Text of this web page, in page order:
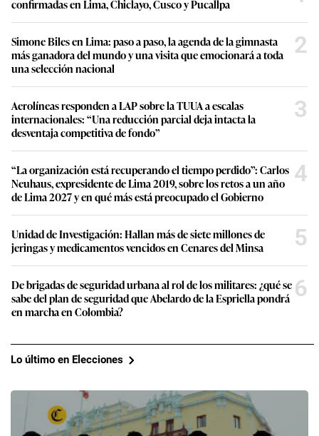
confirmadas en Lima, Chiclayo, Cusco y Pucallpa
Simone Biles en Lima: paso a paso, la agenda de la gimnasta
más ganadora del mundo y una visita que emocionará a toda
una selección nacional
2
Aerolíneas responden a LAP sobre la TUUA a escalas
internacionales: “Una reducción parcial deja intacta la
desventaja competitiva de fondo”
3
“La organización está recuperando el tiempo perdido”: Carlos
Neuhaus, expresidente de Lima 2019, sobre los retos a un año
de Lima 2027 y en qué más está preocupado el Gobierno
4
Unidad de Investigación: Hallan más de siete millones de
jeringas y medicamentos vencidos en Cenares del Minsa
5
De brigadas de seguridad urbana al rol de los militares: ¿qué se
sabe del plan de seguridad que Abelardo de la Espriella pondrá
en marcha en Colombia?
6
Lo último en Elecciones